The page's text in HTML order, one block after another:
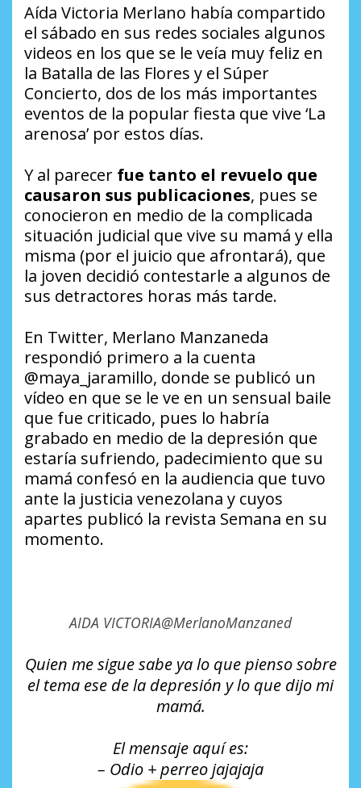
Aída Victoria Merlano había compartido
el sábado en sus redes sociales algunos
videos en los que se le veía muy feliz en
la Batalla de las Flores y el Súper
Concierto, dos de los más importantes
eventos de la popular fiesta que vive ‘La
arenosa’ por estos días.
Y al parecer fue tanto el revuelo que
causaron sus publicaciones, pues se
conocieron en medio de la complicada
situación judicial que vive su mamá y ella
misma (por el juicio que afrontará), que
la joven decidió contestarle a algunos de
sus detractores horas más tarde.
En Twitter, Merlano Manzaneda
respondió primero a la cuenta
@maya_jaramillo, donde se publicó un
vídeo en que se le ve en un sensual baile
que fue criticado, pues lo habría
grabado en medio de la depresión que
estaría sufriendo, padecimiento que su
mamá confesó en la audiencia que tuvo
ante la justicia venezolana y cuyos
apartes publicó la revista Semana en su
momento.
AIDA VICTORIA@MerlanoManzaned
Quien me sigue sabe ya lo que pienso sobre
el tema ese de la depresión y lo que dijo mi
mamá.
El mensaje aquí es:
– Odio + perreo jajajaja